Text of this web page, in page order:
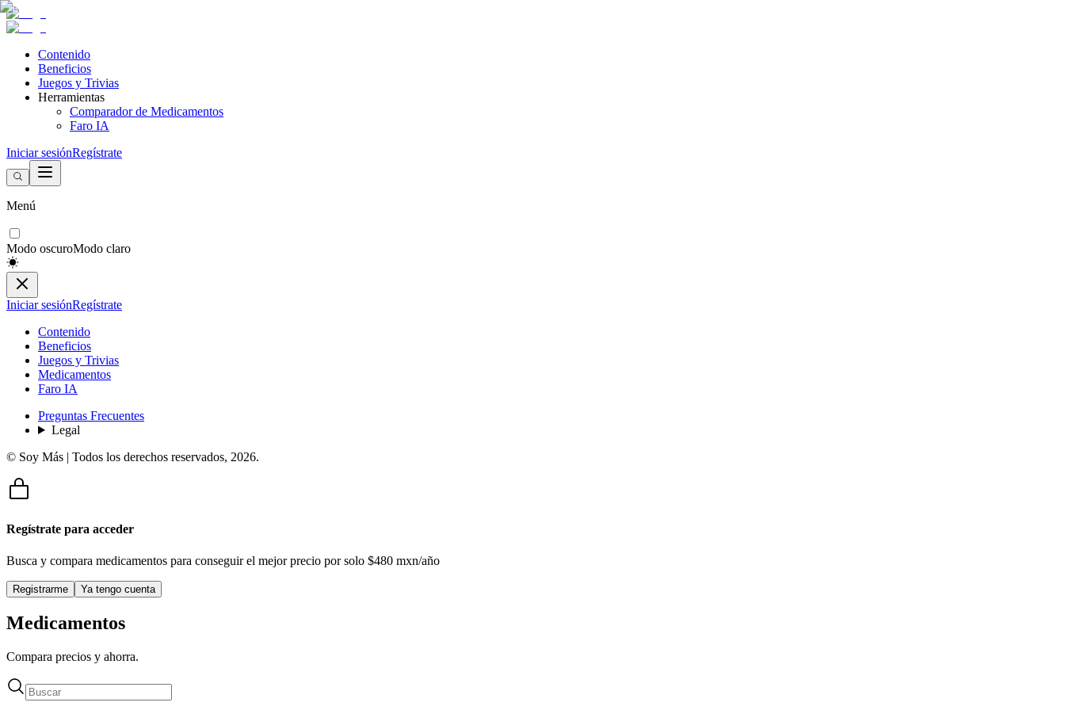
Contenido
Beneficios
Juegos y Trivias
Herramientas
Comparador de Medicamentos
Faro IA
Iniciar sesiónRegístrate
Menú
Modo oscuroModo claro
Iniciar sesiónRegístrate
Contenido
Beneficios
Juegos y Trivias
Medicamentos
Faro IA
Preguntas Frecuentes
Legal
© Soy Más | Todos los derechos reservados, 2026.
Regístrate para acceder
Busca y compara medicamentos para conseguir el mejor precio por solo $480 mxn/año
Registrarme Ya tengo cuenta
Medicamentos
Compara precios y ahorra.